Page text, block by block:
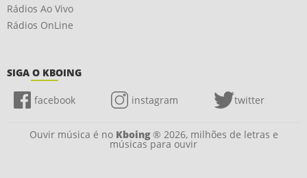
Rádios Ao Vivo
Rádios OnLine
SIGA O KBOING
facebook instagram twitter
Ouvir música é no Kboing® 2026, milhões de letras e
músicas para ouvir